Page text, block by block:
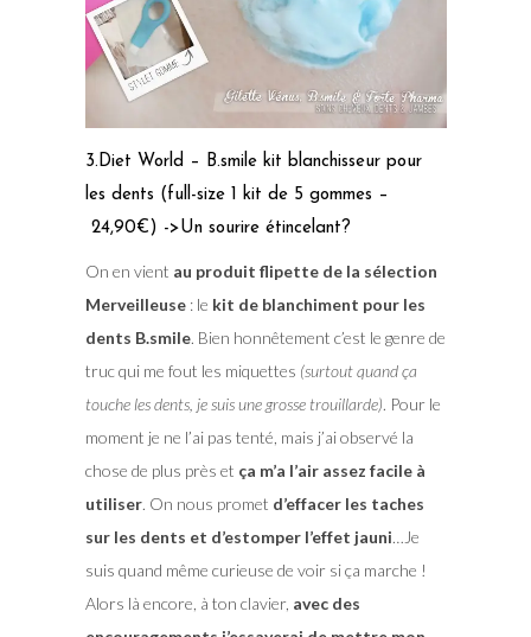
3.Diet World – B.smile kit blanchisseur pour
les dents (full-size 1 kit de 5 gommes –
24,90€) ->Un sourire étincelant?
On en vient au produit flipette de la sélection
Merveilleuse: le kit de blanchiment pour les
dents B.smile. Bien honnêtement c’est le genre de
truc qui me fout les miquettes (surtout quand ça
touche les dents, je suis une grosse trouillarde). Pour le
moment je ne l’ai pas tenté, mais j’ai observé la
chose de plus près et ça m’a l’air assez facile à
utiliser. On nous promet d’effacer les taches
sur les dents et d’estomper l’effet jauni…Je
suis quand même curieuse de voir si ça marche !
Alors là encore, à ton clavier, avec des